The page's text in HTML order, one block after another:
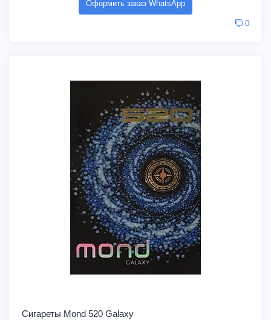
Оформить заказ WhatsApp
0
Сигареты Mond 520 Galaxy